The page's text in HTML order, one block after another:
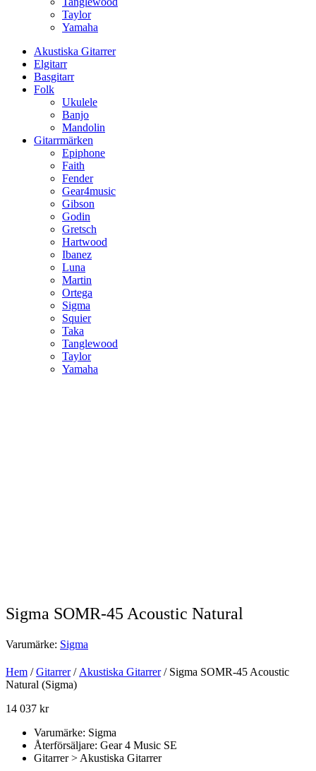
Taylor
Yamaha
Akustiska Gitarrer
Elgitarr
Basgitarr
Folk
Ukulele
Banjo
Mandolin
Gitarrmärken
Epiphone
Faith
Fender
Gear4music
Gibson
Godin
Gretsch
Hartwood
Ibanez
Luna
Martin
Ortega
Sigma
Squier
Taka
Tanglewood
Taylor
Yamaha
Sigma SOMR-45 Acoustic Natural
Varumärke: Sigma
Hem /Gitarrer/Akustiska Gitarrer/ Sigma SOMR-45 Acoustic
Natural (Sigma)
14 037 kr
Varumärke: Sigma
Återförsäljare: Gear 4 Music SE
Gitarrer > Akustiska Gitarrer